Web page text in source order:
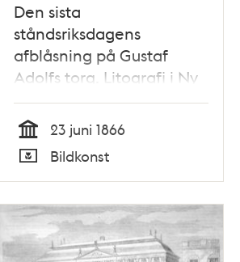
Den sista
ståndsriksdagens
afblåsning på Gustaf
Adolfs torg. Litografi i Ny
Illustrerad Tidning, nr 25
den 23 juni 1866
Tid
23 juni 1866
Bildkonst